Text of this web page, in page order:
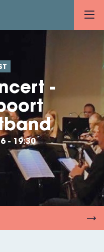
-
- 19:30